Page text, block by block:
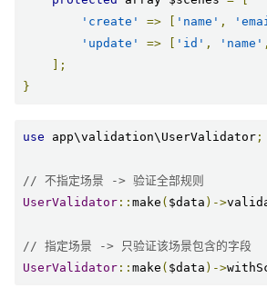
'create'
=> 'name' ,
'update'
=> 'id' , 'name' ,
];
}
use app\validation\UserValidator ;
// 不指定场景 -> 验证全部规则
UserValidator :: make ( $data )->
// 指定场景 -> 只验证该场景包含的字段
UserValidator :: make ( $data )->